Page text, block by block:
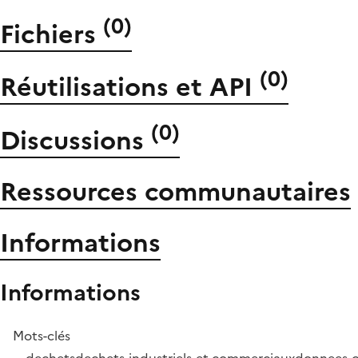
Fichiers (0)
Réutilisations et API (0)
Discussions (0)
Ressources communautaires
Informations
Informations
Mots-clés